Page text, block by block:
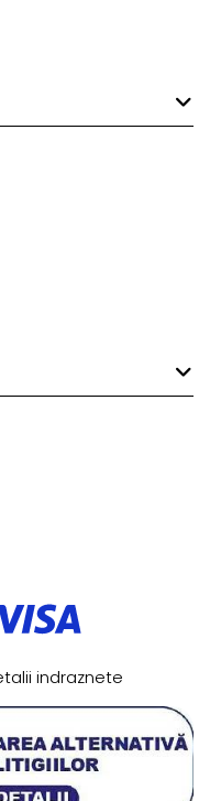
indraznete